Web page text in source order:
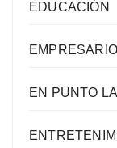
EDUCACIÓN
EN PUNTO